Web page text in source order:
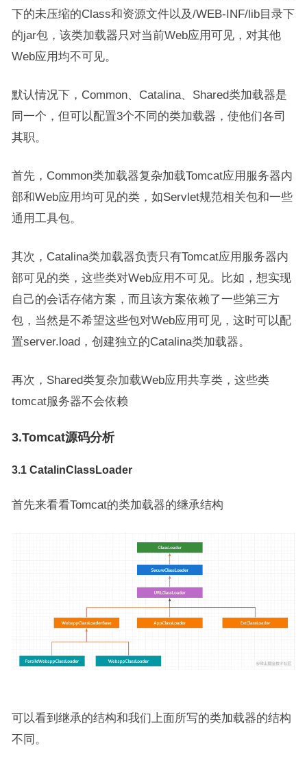
下的未压缩的Class和资源文件以及/WEB-INF/lib目录下
的jar包，该类加载器只对当前Web应用可见，对其他
Web应用均不可见。
默认情况下，Common、Catalina、Shared类加载器是
同一个，但可以配置3个不同的类加载器，使他们各司
其职。
首先，Common类加载器复杂加载Tomcat应用服务器内
部和Web应用均可见的类，如Servlet规范相关包和一些
通用工具包。
其次，Catalina类加载器负责只有Tomcat应用服务器内
部可见的类，这些类对Web应用不可见。比如，想实现
自己的会话存储方案，而且该方案依赖了一些第三方
包，当然是不希望这些包对Web应用可见，这时可以配
置server.load，创建独立的Catalina类加载器。
再次，Shared类复杂加载Web应用共享类，这些类
tomcat服务器不会依赖
3.Tomcat源码分析
3.1 CatalinClassLoader
首先来看看Tomcat的类加载器的继承结构
可以看到继承的结构和我们上面所写的类加载器的结构
不同。